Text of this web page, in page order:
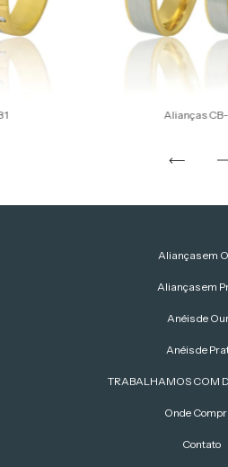
Alianças
Alianças em
Alianças em
Anéis de
Anéis de
TRABALHAMOS COM
Onde
Contato